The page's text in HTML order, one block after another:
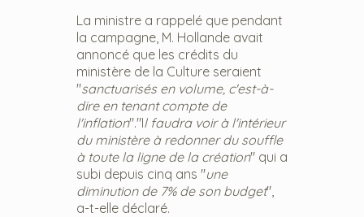
La ministre a rappelé que pendant
la campagne, M. Hollande avait
annoncé que les crédits du
ministère de la Culture seraient
"sanctuarisés en volume, c'est-à-
dire en tenant compte de
l'inflation"."Il faudra voir à l'intérieur
du ministère à redonner du souffle
à toute la ligne de la création" qui a
subi depuis cinq ans "une
diminution de 7% de son budget",
a-t-elle déclaré.